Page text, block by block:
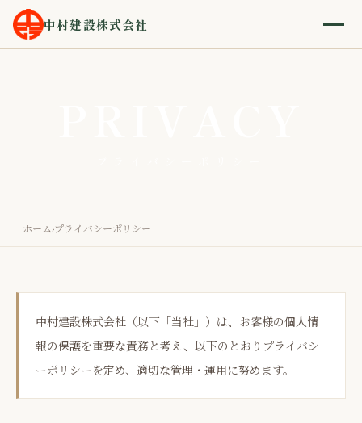
中村建設株式会社
ホーム›プライバシーポリシー
中村建設株式会社（以下「当社」）は、お客様の個人情
報の保護を重要な責務と考え、以下のとおりプライバシ
ーポリシーを定め、適切な管理・運用に努めます。